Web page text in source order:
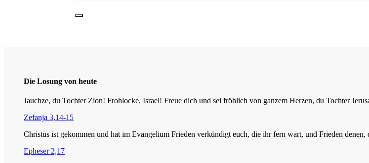
Die Losung von heute
Jauchze, du Tochter Zion! Frohlocke, Israel! Freue dich und sei fröhlich von ganzem Herzen, du Tochter
Zefanja 3,14-15
Christus ist gekommen und hat im Evangelium Frieden verkündigt euch, die ihr fern wart, und Frieden denen,
Epheser 2,17